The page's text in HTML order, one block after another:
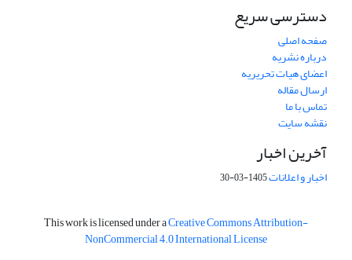
دسترسی سریع
صفحه اصلی
درباره نشریه
اعضای هیات تحریریه
ارسال مقاله
تماس با ما
نقشه سایت
آخرین اخبار
اخبار و اعلانات1405-03-30
This work is licensed under aCreative Commons Attribution-
NonCommercial 4.0 International License